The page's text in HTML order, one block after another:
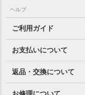
ヘルプ
ご利用ガイド
お支払いについて
返品・交換について